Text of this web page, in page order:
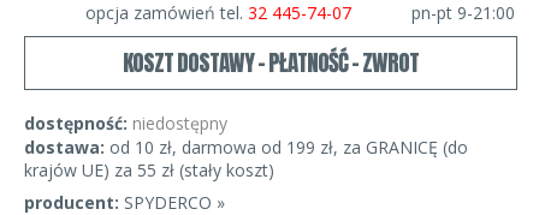
opcja zamówień tel. 32 445-74-07 pn-pt 9-21:00
KOSZT DOSTAWY - PŁATNOŚĆ - ZWROT
dostępność: niedostępny
dostawa: od 10 zł, darmowa od 199 zł, za GRANICĘ (do
krajów UE) za 55 zł (stały koszt)
producent: SPYDERCO »